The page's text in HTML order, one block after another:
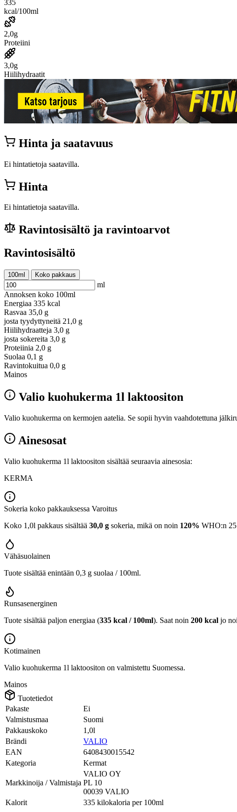
335
kcal/100ml
2,0g
Proteiini
3,0g
Hiilihydraatit
Hinta ja saatavuus
Ei hintatietoja saatavilla.
Hinta
Ei hintatietoja saatavilla.
Ravintosisältö ja ravintoarvot
Ravintosisältö
100ml Koko pakkaus
ml
Annoksen koko 100ml
Energiaa 335 kcal
Rasvaa 35,0 g
josta tyydyttyneitä 21,0 g
Hiilihydraatteja 3,0 g
josta sokereita 3,0 g
Proteiinia 2,0 g
Suolaa 0,1 g
Ravintokuitua 0,0 g
Mainos
Valio kuohukerma 1l laktoositon
Valio kuohukerma on kermojen aatelia. Se sopii hyvin vaahdotettuna
Ainesosat
Valio kuohukerma 1l laktoositon sisältää seuraavia ainesosia:
KERMA
Sokeria koko pakkauksessa Varoitus
Koko 1,0l pakkaus sisältää 30,0 g sokeria, mikä on noin 120% WHO:n 25
Vähäsuolainen
Tuote sisältää enintään 0,3 g suolaa / 100ml.
Runsasenerginen
Tuote sisältää paljon energiaa (335 kcal / 100ml). Saat noin 200 kcal jo
Kotimainen
Valio kuohukerma 1l laktoositon on valmistettu Suomessa.
Mainos
Tuotetiedot
Pakaste
Ei
Valmistusmaa
Suomi
Pakkauskoko
1,0l
Brändi
VALIO
EAN
6408430015542
Kategoria
Kermat
Markkinoija / Valmistaja
VALIO OY
PL 10
00039 VALIO
Kalorit
335 kilokaloria per 100ml